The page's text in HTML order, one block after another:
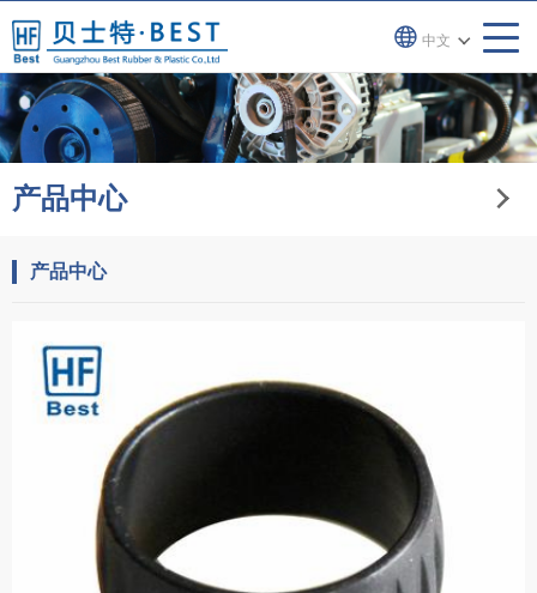
中文
产品中心
产品中心